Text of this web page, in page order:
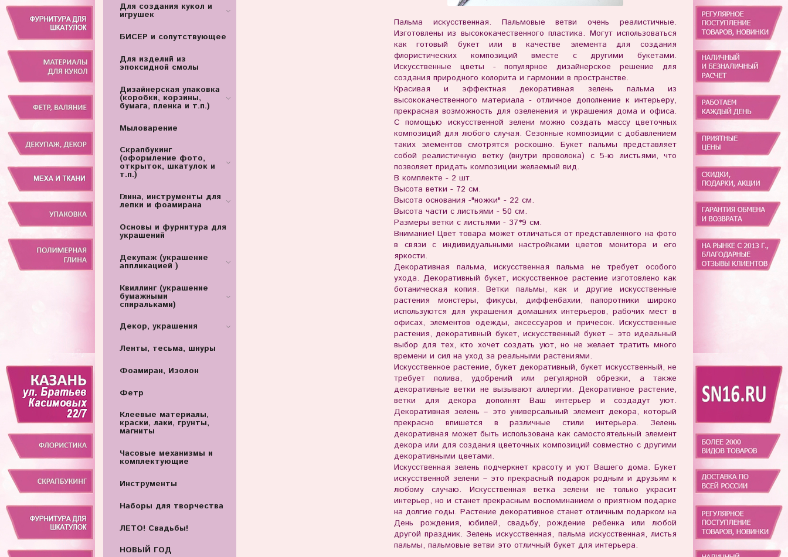
Пальма искусственная. Пальмовые ветви очень реалистичные.
Изготовлены из высококачественного пластика. Могут использоваться
как готовый букет или в качестве элемента для создания
флористических композиций вместе с другими букетами.
Искусственные цветы - популярное дизайнерское решение для
создания природного колорита и гармонии в пространстве.
Красивая и эффектная декоративная зелень пальма из
высококачественного материала - отличное дополнение к интерьеру,
прекрасная возможность для озеленения и украшения дома и офиса.
С помощью искусственной зелени можно создать массу цветочных
композиций для любого случая. Сезонные композиции с добавлением
таких элементов смотрятся роскошно. Букет пальмы представляет
собой реалистичную ветку (внутри проволока) с 5-ю листьями, что
позволяет придать композиции желаемый вид.
В комплекте - 2 шт.
Высота ветки - 72 см.
Высота основания -"ножки" - 22 см.
Высота части с листьями - 50 см.
Размеры ветки с листьями - 37*9 см.
Внимание! Цвет товара может отличаться от представленного на фото
в связи с индивидуальными настройками цветов монитора и его
яркости.
Декоративная пальма, искусственная пальма не требует особого
ухода. Декоративный букет, искусственное растение изготовлено как
ботаническая копия. Ветки пальмы, как и другие искусственные
растения монстеры, фикусы, диффенбахии, папоротники широко
используются для украшения домашних интерьеров, рабочих мест в
офисах, элементов одежды, аксессуаров и причесок. Искусственные
растения, декоративный букет, искусственный букет – это идеальный
выбор для тех, кто хочет создать уют, но не желает тратить много
времени и сил на уход за реальными растениями.
Искусственное растение, букет декоративный, букет искусственный, не
требует полива, удобрений или регулярной обрезки, а также
декоративные ветки не вызывают аллергии. Декоративное растение,
ветки для декора дополнят Ваш интерьер и создадут уют.
Декоративная зелень – это универсальный элемент декора, который
прекрасно впишется в различные стили интерьера. Зелень
декоративная может быть использована как самостоятельный элемент
декора или для создания цветочных композиций совместно с другими
декоративными цветами.
Искусственная зелень подчеркнет красоту и уют Вашего дома. Букет
искусственной зелени – это прекрасный подарок родным и друзьям к
любому случаю. Искусственная ветка зелени не только украсит
интерьер, но и станет прекрасным воспоминанием о приятном подарке
на долгие годы. Растение декоративное станет отличным подарком на
День рождения, юбилей, свадьбу, рождение ребенка или любой
другой праздник. Зелень искусственная, пальма искусственная, листья
пальмы, пальмовые ветви это отличный букет для интерьера.
Для создания кукол и
игрушек
БИСЕР и сопутствующее
Для изделий из
эпоксидной смолы
Дизайнерская упаковка
(коробки, корзины,
бумага, пленка и т.п.)
Мыловарение
Скрапбукинг
(оформление фото,
открыток, шкатулок и
т.п.)
Глина, инструменты для
лепки и фоамирана
Основы и фурнитура для
украшений
Декупаж (украшение
аппликацией )
Квиллинг (украшение
бумажными
спиральками)
Декор, украшения
Ленты, тесьма, шнуры
Фоамиран, Изолон
Фетр
Клеевые материалы,
краски, лаки, грунты,
магниты
Часовые механизмы и
комплектующие
Инструменты
Наборы для творчества
ЛЕТО! Свадьбы!
НОВЫЙ ГОД